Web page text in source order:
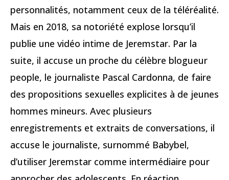
personnalités, notamment ceux de la téléréalité.
Mais en 2018, sa notoriété explose lorsqu’il
publie une vidéo intime de Jeremstar. Par la
suite, il accuse un proche du célèbre blogueur
people, le journaliste Pascal Cardonna, de faire
des propositions sexuelles explicites à de jeunes
hommes mineurs. Avec plusieurs
enregistrements et extraits de conversations, il
accuse le journaliste, surnommé Babybel,
d’utiliser Jeremstar comme intermédiaire pour